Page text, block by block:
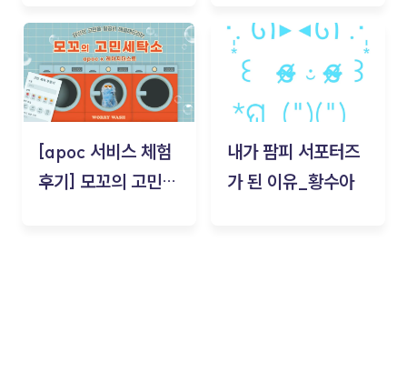
김태현
[apoc 서비스 체험
후기] 모꼬의 고민세
내가 팜피 서포터즈
가 된 이유_황수아